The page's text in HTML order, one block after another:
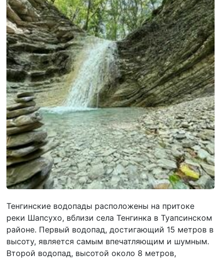
Тенгинские водопады расположены на притоке
реки Шапсухо, вблизи села Тенгинка в Туапсинском
районе. Первый водопад, достигающий 15 метров в
высоту, является самым впечатляющим и шумным.
Второй водопад, высотой около 8 метров,